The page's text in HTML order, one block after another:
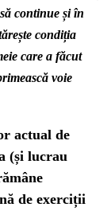
continue și în
condiția
care a făcut
voie
actual de
(și lucrau
de exerciții